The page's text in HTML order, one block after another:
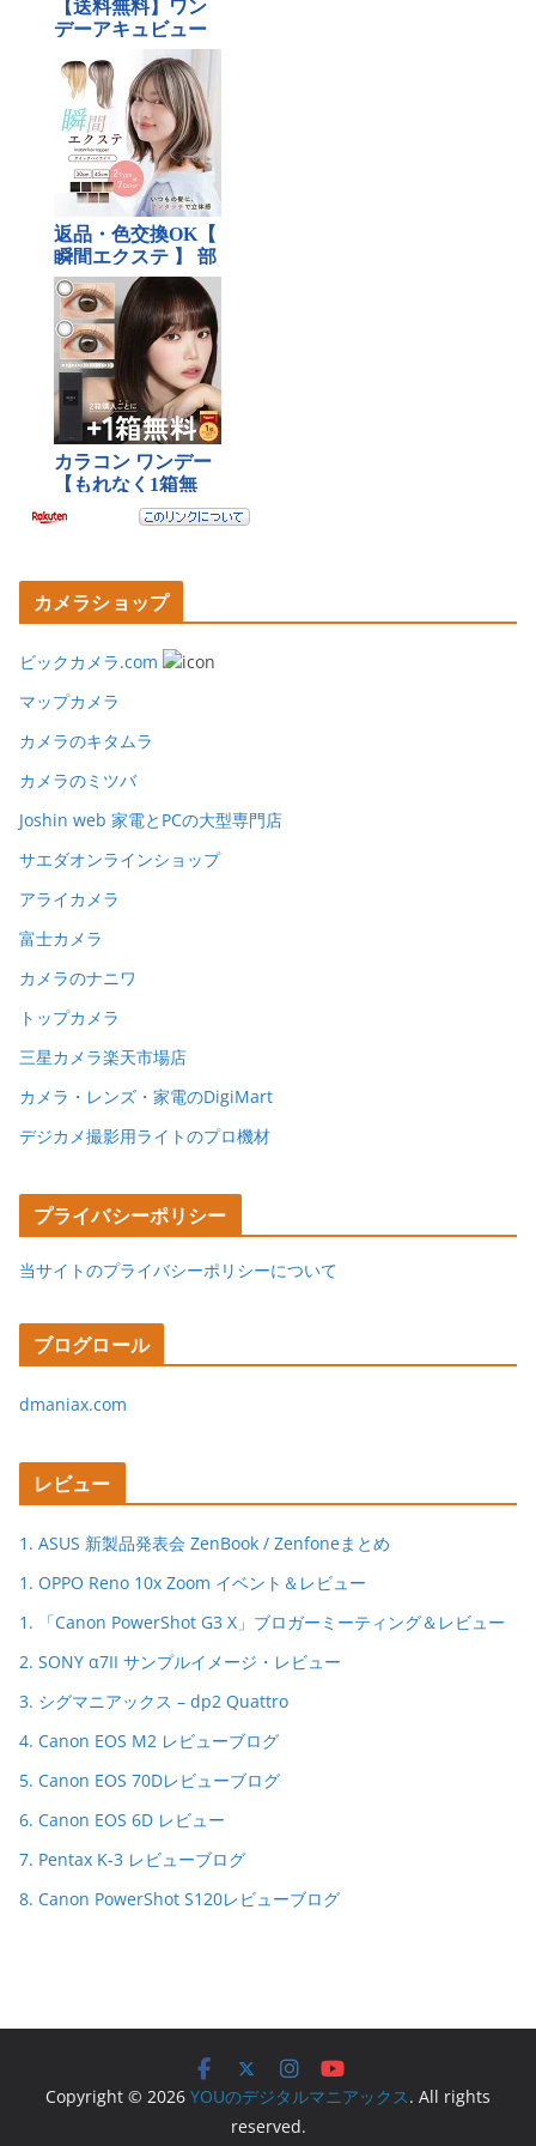
カメラショップ
ビックカメラ.com
マップカメラ
カメラのキタムラ
カメラのミツバ
Joshin web 家電とPCの大型専門店
サエダオンラインショップ
アライカメラ
富士カメラ
カメラのナニワ
トップカメラ
三星カメラ楽天市場店
カメラ・レンズ・家電のDigiMart
デジカメ撮影用ライトのプロ機材
プライバシーポリシー
当サイトのプライバシーポリシーについて
ブログロール
dmaniax.com
レビュー
1. ASUS 新製品発表会 ZenBook / Zenfoneまとめ
1. OPPO Reno 10x Zoom イベント＆レビュー
1. 「Canon PowerShot G3 X」ブロガーミーティング＆レビュー
2. SONY α7II サンプルイメージ・レビュー
3. シグマニアックス – dp2 Quattro
4. Canon EOS M2 レビューブログ
5. Canon EOS 70Dレビューブログ
6. Canon EOS 6D レビュー
7. Pentax K-3 レビューブログ
8. Canon PowerShot S120レビューブログ
Copyright © 2026 YOUのデジタルマニアックス. All rights
reserved.